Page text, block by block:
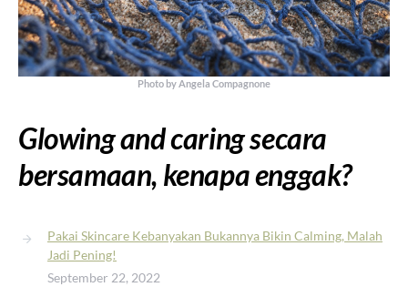
Photo by Angela Compagnone
Glowing and caring secara
bersamaan, kenapa enggak?
Pakai Skincare Kebanyakan Bukannya Bikin Calming, Malah
Jadi Pening!
September 22, 2022